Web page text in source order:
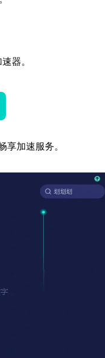
器。
加速服务。